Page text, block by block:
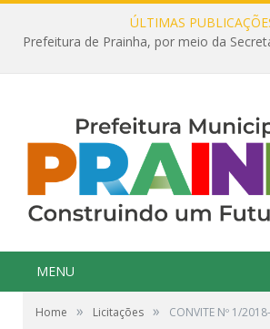
ÚLTIMAS
MENU
Home » Licitações » CONVITE Nº 1/